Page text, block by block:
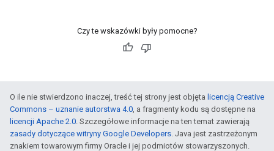
Czy te wskazówki były pomocne?
O ile nie stwierdzono inaczej, treść tej strony jest objęta licencją Creative
Commons – uznanie autorstwa 4.0, a fragmenty kodu są dostępne na
licencji Apache 2.0. Szczegółowe informacje na ten temat zawierają
zasady dotyczące witryny Google Developers. Java jest zastrzeżonym
znakiem towarowym firmy Oracle i jej podmiotów stowarzyszonych.